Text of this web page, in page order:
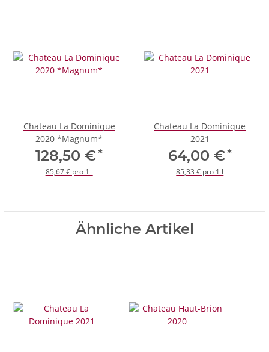
Chateau La Dominique
2020 *Magnum*
128,50 €*
85,67 € pro 1 l
Chateau La Dominique
2021
64,00 €*
85,33 € pro 1 l
Ähnliche Artikel